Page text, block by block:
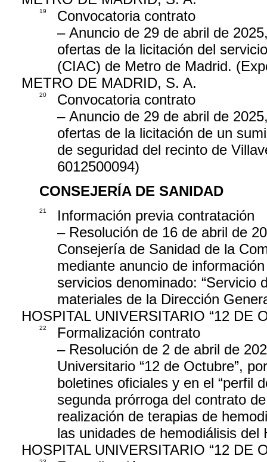
19
Convocatoria contrato
– Anuncio de 29 de abril de
ofertas de la licitación del
(CIAC) de Metro de Madrid.
METRO DE MADRID, S. A.
20
Convocatoria contrato
– Anuncio de 29 de abril de
ofertas de la licitación de un
de seguridad del recinto de
6012500094)
CONSEJERÍA DE SANIDAD
21
Información previa contratación
– Resolución de 16 de abril de
Consejería de Sanidad de la
mediante anuncio de
servicios denominado: “Servicio
materiales de la Dirección
HOSPITAL UNIVERSITARIO “12 DE
22
Formalización contrato
– Resolución de 2 de abril de
Universitario “12 de Octubre”,
boletines oficiales y en el “perfil
segunda prórroga del contrato
realización de terapias de
las unidades de hemodiálisis del
HOSPITAL UNIVERSITARIO “12 DE